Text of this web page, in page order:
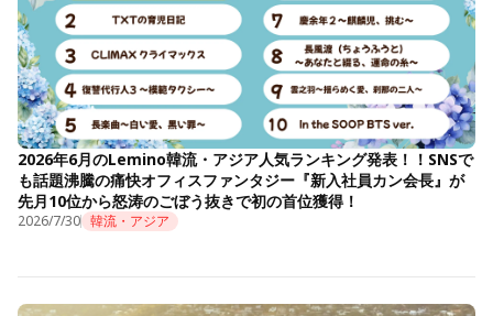
2026年6月のLemino韓流・アジア人気ランキング発表！！SNSで
も話題沸騰の痛快オフィスファンタジー『新入社員カン会長』が
先月10位から怒涛のごぼう抜きで初の首位獲得！
2026/7/30 韓流・アジア